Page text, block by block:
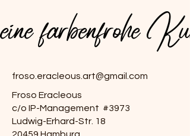
farbenfrohe
farbenfrohe
froso.eracleous.art@gmail.com
Froso Eracleous
c/o IP-Management #3973
Ludwig-Erhard-Str. 18